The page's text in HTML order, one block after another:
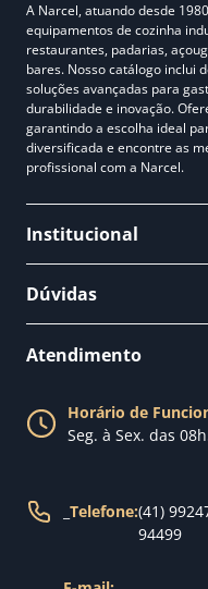
A Narcel, atuando desde
equipamentos de cozinha
restaurantes, padarias,
bares. Nosso catálogo inclui
soluções avançadas para
durabilidade e inovação.
garantindo a escolha ideal
diversificada e encontre as
profissional com a Narcel.
Institucional
Fale conosco
Nossa loja
Dúvidas
Política de Trocas
Política de Entrega
Atendimento
Horário de
Seg. à Sex. das
Telefone:(41)
94499